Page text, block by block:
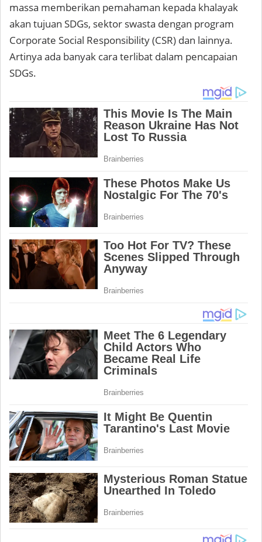
massa memberikan pemahaman kepada khalayak
akan tujuan SDGs, sektor swasta dengan program
Corporate Social Responsibility (CSR) dan lainnya.
Artinya ada banyak cara terlibat dalam pencapaian
SDGs.